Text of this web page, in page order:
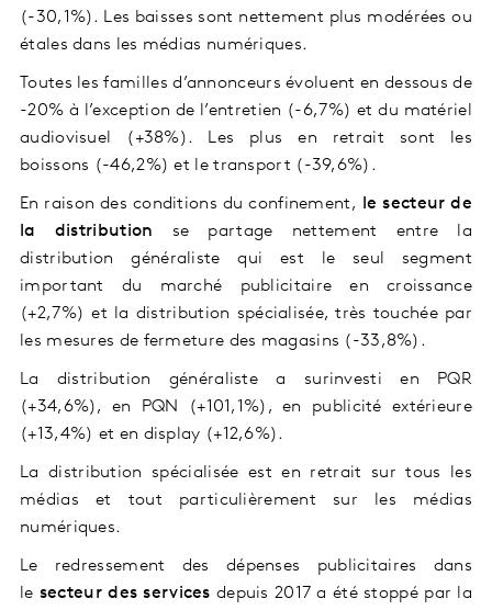
(-30,1%). Les baisses sont nettement plus modérées ou
étales dans les médias numériques.
Toutes les familles d’annonceurs évoluent en dessous de
-20% à l’exception de l’entretien (-6,7%) et du matériel
audiovisuel (+38%). Les plus en retrait sont les
boissons (-46,2%) et le transport (-39,6%).
En raison des conditions du confinement,
le secteur de
la distribution se partage nettement entre la
distribution généraliste qui est le seul segment
important du marché publicitaire en croissance
(+2,7%) et la distribution spécialisée, très touchée par
les mesures de fermeture des magasins (-33,8%).
La distribution généraliste a surinvesti en PQR
(+34,6%), en PQN (+101,1%), en publicité extérieure
(+13,4%) et en display (+12,6%).
La distribution spécialisée est en retrait sur tous les
médias et tout particulièrement sur les médias
numériques.
Le redressement des dépenses publicitaires dans
le secteur des services depuis 2017 a été stoppé par la